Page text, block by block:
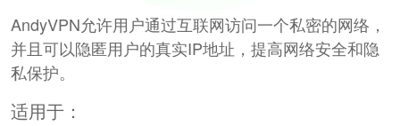
AndyVPN允许用户通过互联网访问一个私密的网络，
并且可以隐匿用户的真实IP地址，提高网络安全和隐
私保护。
适用于：